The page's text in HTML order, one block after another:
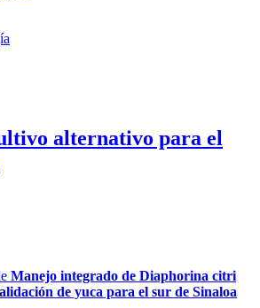
alternativo para el
Manejo integrado de Diaphorina citri
de yuca para el sur de Sinaloa